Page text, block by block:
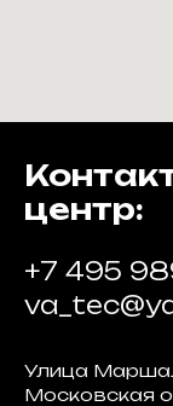
центр:
+7 495
Улица
Московская